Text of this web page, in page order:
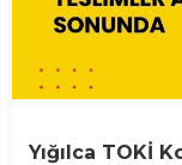
Yığılca TOKİ